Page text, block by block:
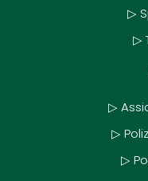
▷
▷
▷
▷
▷